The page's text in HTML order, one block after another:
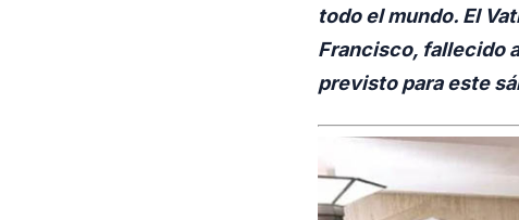
todo el mundo. El
Francisco, fallecido
previsto para este